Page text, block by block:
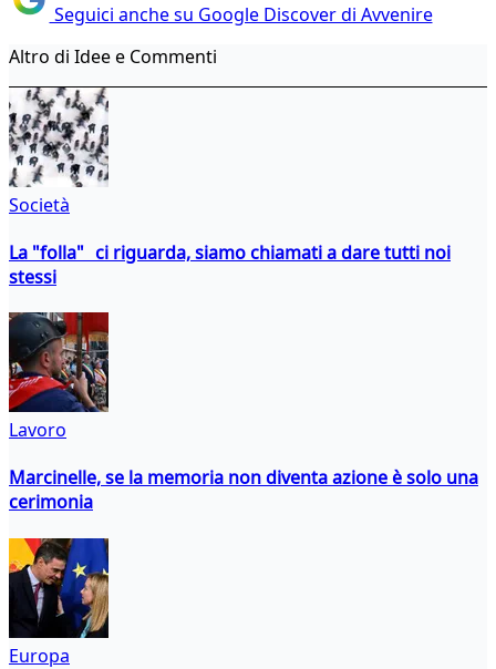
Seguici anche su Google Discover di Avvenire
Altro di Idee e Commenti
Società
La "folla" ci riguarda, siamo chiamati a dare tutti noi
stessi
Lavoro
Marcinelle, se la memoria non diventa azione è solo una
cerimonia
Europa